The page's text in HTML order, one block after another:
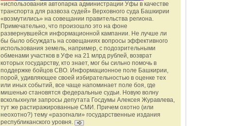
«использования автопарка администрации Уфы в качестве
транспорта для развоза судей» Верховного суда Башкирии
«возмутились» на совещании правительства региона.
Примечательно, что произошло это на фоне
развернувшейся информационной кампании. Не лучше ли
бы было обсуждать на совещаниях вопросы эффективного
использования земель, например, с подозрительными
обменами участков в Уфе на 21 млрд рублей, возврат
которых государству, кто знает, мог бы сильно помочь в
поддержке бойцов СВО. Информационное поле Башкирии,
порой, удивляющее своей избирательностью в оценке тех
или иных событий, все чаще напоминает поле боя, где
мишенью становятся федеральные судьи. Новую волну
всколыхнули запросы депутата Госдумы Алексея Журавлева,
тут же растиражированные СМИ. Причем охотно (или
неохотно?) тему «разогнали» государственные издания
республиканского уровня.